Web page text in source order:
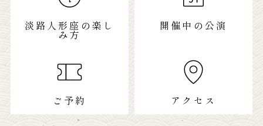
淡路人形座の楽し
み方
開催中の公演
ご予約 アクセス